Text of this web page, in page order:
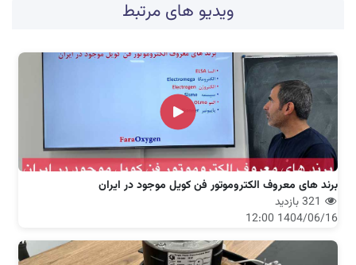
ویدیو های مرتبط
برند های معروف الکتروموتور فن کویل موجود در ایران
1404/06/16 12:00